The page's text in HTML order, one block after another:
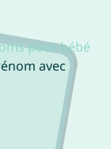
pour bébé
avec